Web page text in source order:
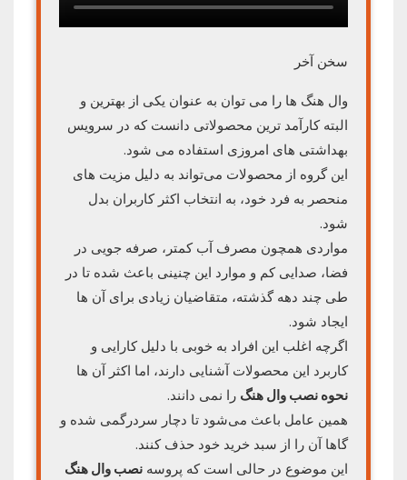
سخن آخر
وال هنگ ها را می توان به عنوان یکی از بهترین و
البته کارآمد ترین محصولاتی دانست که در سرویس
بهداشتی های امروزی استفاده می شود.
این گروه از محصولات می‌تواند به دلیل مزیت های
منحصر به فرد خود، به انتخاب اکثر کاربران بدل
شود.
مواردی همچون مصرف آب کمتر، صرفه جویی در
فضا، صدایی کم و موارد این چنینی باعث شده تا در
طی چند دهه گذشته، متقاضیان زیادی برای آن ها
ایجاد شود.
اگرچه اغلب این افراد به خوبی با دلیل کارایی و
کاربرد این محصولات آشنایی دارند، اما اکثر آن ها
نحوه نصب وال هنگ را نمی دانند.
همین عامل باعث می‌شود تا دچار سردرگمی شده و
گاها آن را از سبد خرید خود حذف کنند.
این موضوع در حالی است که پروسه نصب وال هنگ